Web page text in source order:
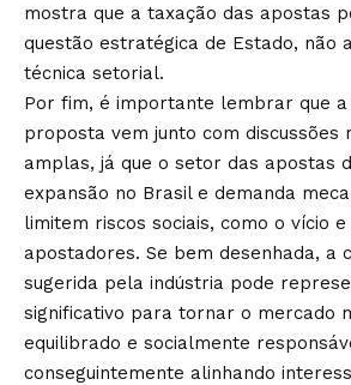
mostra que a taxação das apostas
questão estratégica de Estado, não
técnica setorial.
Por fim, é importante lembrar que
proposta vem junto com discussões
amplas, já que o setor das apostas
expansão no Brasil e demanda
limitem riscos sociais, como o vício
apostadores. Se bem desenhada, a
sugerida pela indústria pode
significativo para tornar o mercado
equilibrado e socialmente
conseguintemente alinhando